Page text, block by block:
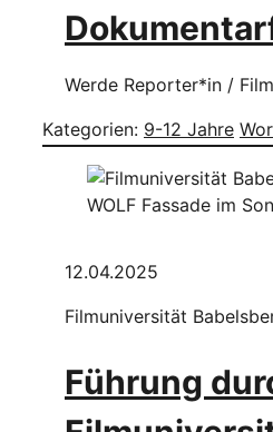
Werde Reporter*in /
Kategorien: 9-12 Jahre
12.04.2025
Filmuniversität
Führung